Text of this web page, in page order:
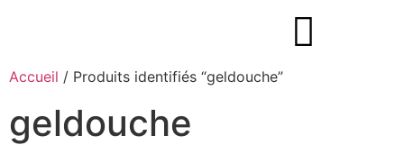
Accueil / Produits identifiés “geldouche”
geldouche